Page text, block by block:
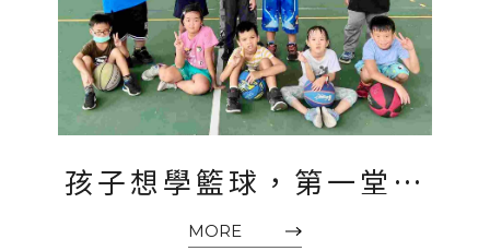
孩子想學籃球，第一堂課
其實比想像中重要｜小黑
MORE